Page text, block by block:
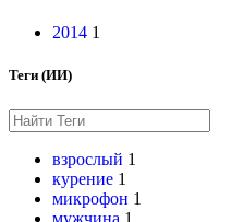
2014 1
Теги (ИИ)
взрослый 1
курение 1
микрофон 1
мужчина 1